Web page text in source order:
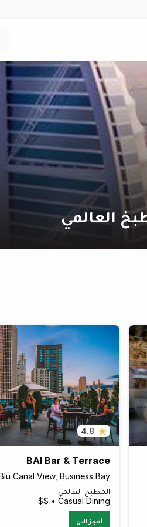
العالمي
4.8
BAI Bar & Terrace
Canal View, Business Bay
المطبخ العالمي
Casual Dining • $$
أحجز الان